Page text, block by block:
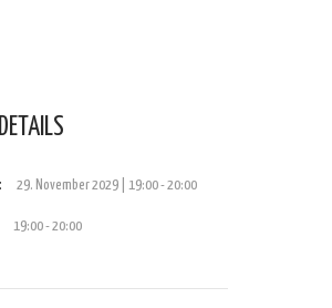
29. November 2029 | 19:00-20:00
19:00 - 20:00